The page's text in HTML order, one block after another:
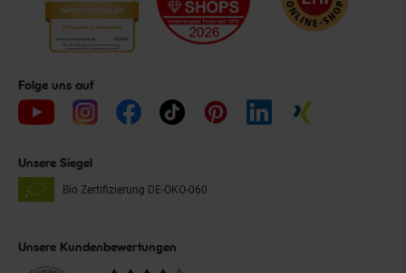
Folge uns auf
Unsere Siegel
Bio Zertifizierung DE-ÖKO-060
Unsere Kundenbewertungen